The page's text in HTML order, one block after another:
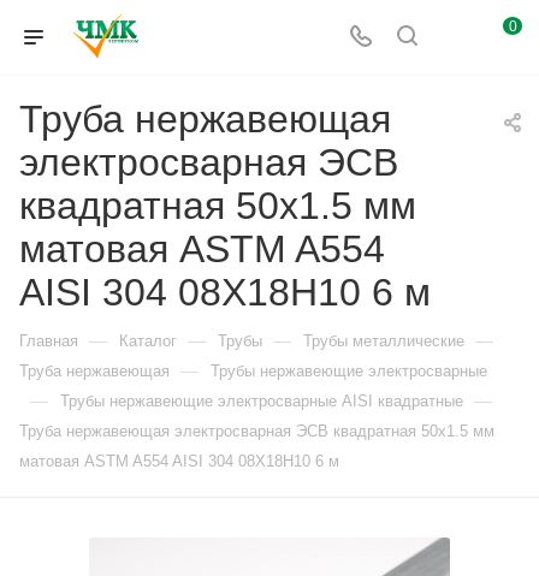
0
Труба нержавеющая
электросварная ЭСВ
квадратная 50х1.5 мм
матовая ASTM A554
AISI 304 08Х18Н10 6 м
Главная — Каталог — Трубы — Трубы металлические —
Труба нержавеющая — Трубы нержавеющие электросварные
— Трубы нержавеющие электросварные AISI квадратные —
Труба нержавеющая электросварная ЭСВ квадратная 50х1.5 мм
матовая ASTM A554 AISI 304 08Х18Н10 6 м